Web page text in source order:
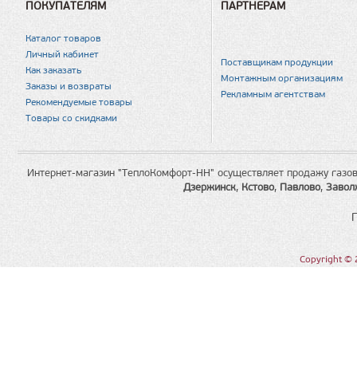
ПОКУПАТЕЛЯМ
Каталог товаров
Личный кабинет
Как заказать
Заказы и возвраты
Рекомендуемые товары
Товары со скидками
ПАРТНЕРАМ
Поставщикам продукции
Монтажным организациям
Рекламным агентствам
Интернет-магазин "ТеплоКомфорт-НН" осуществляет продажу
Дзержинск, Кстово, Павлово,
Copyright ©